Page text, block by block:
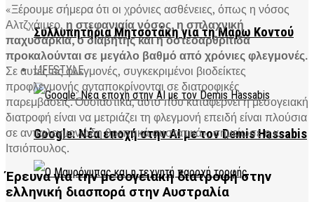
Συλλυπητήρια Μητσοτάκη για τη Μάρω Κοντού
LIFESTYLE
Google: Νέα εποχή στην AI με τον Demis Hassabis
«Ξέρουμε σήμερα ότι οι χρόνιες ασθένειες, όπως η νόσος
Αλτζχάιμερ, η στεφανιαία νόσος, η σπλαχνική
παχυσαρκία, ο διαβήτης και η οστεοαρθρίτιδα
προκαλούνται σε μεγάλο βαθμό από χρόνιες φλεγμονές.
Σε αυτές τις φλεγμονές, συγκεκριμένοι βιοδείκτες
προφλεγμονής ανταποκρίνονται σε διατροφικές
παρεμβάσεις. Ουσιαστικά, αυτό που καταφέρνει η μεσογειακή
διατροφή είναι να μετριάζει τη φλεγμονή επειδή είναι πλούσια
σε αντιφλεγμονώδη θρεπτικά συστατικά», σημείωσε η κ.
Ιτσιόπουλος.
Έρευνα για την μεσογειακή διατροφή στην
ελληνική διασπορά στην Αυστραλία